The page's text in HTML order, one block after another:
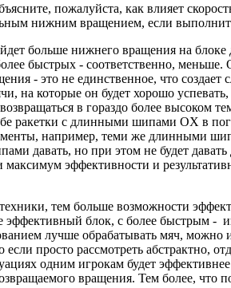
пожалуйста, как влияет
нижним вращением, если
больше нижнего вращения на
быстрых - соответственно,
- это не единственное, что
на которые он будет хорошо
в гораздо более высоком
ракетки с длинными шипами OX в
например, теми же длинными
давать, но при этом не будет давать
эффективности и
тем больше возможности
эффективный блок, с более быстрым -
лучше обрабатывать мяч,
просто рассмотреть абстрактно,
одним игрокам будет
вращения. Тем более, что